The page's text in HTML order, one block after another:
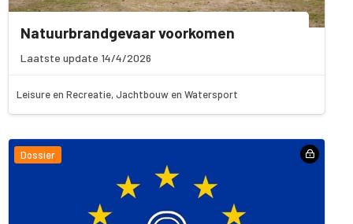
Natuurbrandgevaar voorkomen
Laatste update 14/4/2026
Leisure en Recreatie, Jachtbouw en Watersport
Dossier